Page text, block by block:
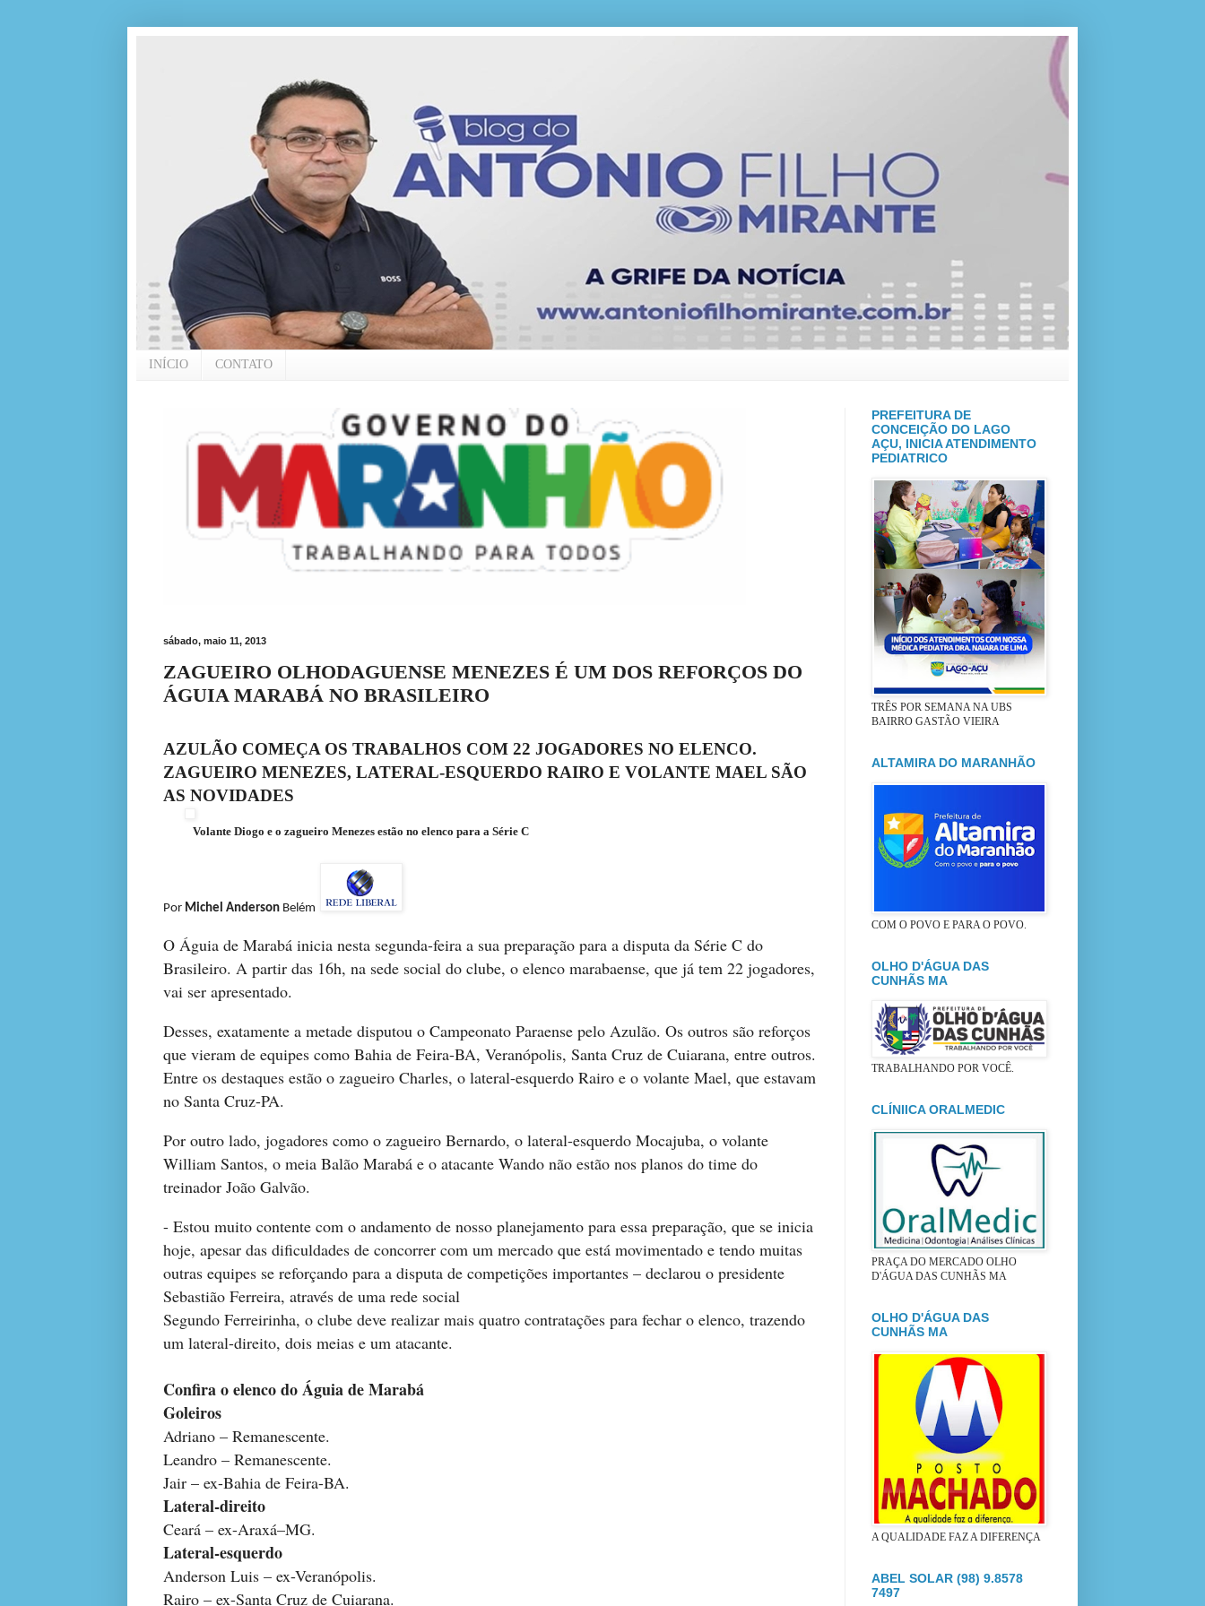
INÍCIO CONTATO
sábado, maio 11, 2013
ZAGUEIRO OLHODAGUENSE MENEZES É UM DOS REFORÇOS DO
ÁGUIA MARABÁ NO BRASILEIRO
AZULÃO COMEÇA OS TRABALHOS COM 22 JOGADORES NO ELENCO.
ZAGUEIRO MENEZES, LATERAL-ESQUERDO RAIRO E VOLANTE MAEL SÃO
AS NOVIDADES
Volante Diogo e o zagueiro Menezes estão no elenco para a Série C
Por Michel Anderson Belém
O Águia de Marabá inicia nesta segunda-feira a sua preparação para a disputa da Série C do
Brasileiro. A partir das 16h, na sede social do clube, o elenco marabaense, que já tem 22 jogadores,
vai ser apresentado.
Desses, exatamente a metade disputou o Campeonato Paraense pelo Azulão. Os outros são reforços
que vieram de equipes como Bahia de Feira-BA, Veranópolis, Santa Cruz de Cuiarana, entre outros.
Entre os destaques estão o zagueiro Charles, o lateral-esquerdo Rairo e o volante Mael, que estavam
no Santa Cruz-PA.
Por outro lado, jogadores como o zagueiro Bernardo, o lateral-esquerdo Mocajuba, o volante
William Santos, o meia Balão Marabá e o atacante Wando não estão nos planos do time do
treinador João Galvão.
- Estou muito contente com o andamento de nosso planejamento para essa preparação, que se inicia
hoje, apesar das dificuldades de concorrer com um mercado que está movimentado e tendo muitas
outras equipes se reforçando para a disputa de competições importantes – declarou o presidente
Sebastião Ferreira, através de uma rede social
Segundo Ferreirinha, o clube deve realizar mais quatro contratações para fechar o elenco, trazendo
um lateral-direito, dois meias e um atacante.
Confira o elenco do Águia de Marabá
Goleiros
Adriano – Remanescente.
Leandro – Remanescente.
Jair – ex-Bahia de Feira-BA.
Lateral-direito
Ceará – ex-Araxá–MG.
Lateral-esquerdo
Anderson Luis – ex-Veranópolis.
Rairo – ex-Santa Cruz de Cuiarana.
PREFEITURA DE
CONCEIÇÃO DO LAGO
AÇU, INICIA ATENDIMENTO
PEDIATRICO
TRÊS POR SEMANA NA UBS
BAIRRO GASTÃO VIEIRA
ALTAMIRA DO MARANHÃO
COM O POVO E PARA O POVO.
OLHO D'ÁGUA DAS
CUNHÃS MA
TRABALHANDO POR VOCÊ.
CLÍNIICA ORALMEDIC
PRAÇA DO MERCADO OLHO
D'ÁGUA DAS CUNHÃS MA
OLHO D'ÁGUA DAS
CUNHÃS MA
A QUALIDADE FAZ A DIFERENÇA
ABEL SOLAR (98) 9.8578
7497